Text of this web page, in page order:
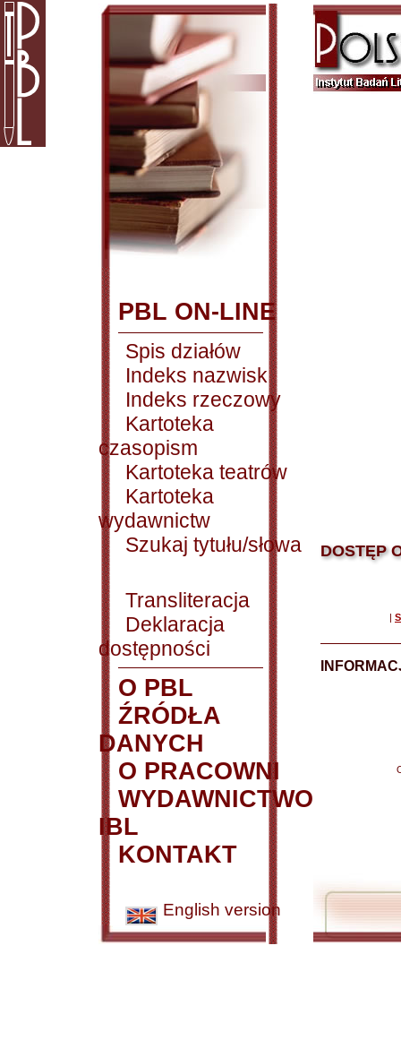
PBL ON-LINE
Spis działów
Indeks nazwisk
Indeks rzeczowy
Kartoteka
czasopism
Kartoteka teatrów
Kartoteka
wydawnictw
Szukaj tytułu/słowa
Transliteracja
Deklaracja
dostępności
O PBL
ŹRÓDŁA
DANYCH
O PRACOWNI
WYDAWNICTWO
IBL
KONTAKT
English version
DOSTĘP
|